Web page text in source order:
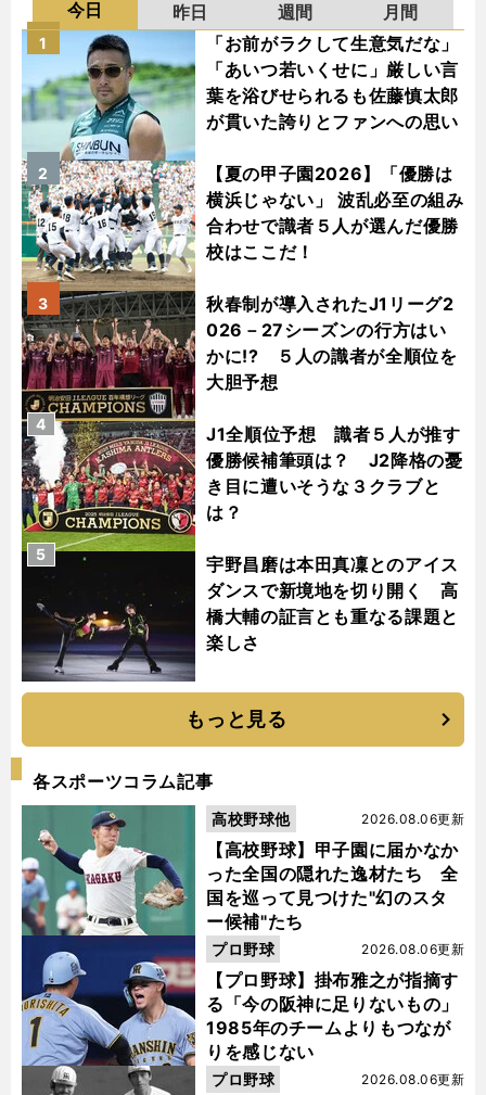
今日 昨日 週間
月間
「お前がラクして生意気だな」
「あいつ若いくせに」厳しい言
葉を浴びせられるも佐藤慎太郎
が貫いた誇りとファンへの思い
1
【夏の甲子園2026】「優勝は
横浜じゃない」 波乱必至の組み
合わせで識者５人が選んだ優勝
校はここだ！
2
秋春制が導入されたJ1リーグ2
026－27シーズンの行方はい
かに!? ５人の識者が全順位を
大胆予想
3
J1全順位予想 識者５人が推す
優勝候補筆頭は？ J2降格の憂
き目に遭いそうな３クラブと
は？
4
宇野昌磨は本田真凜とのアイス
ダンスで新境地を切り開く 高
橋大輔の証言とも重なる課題と
楽しさ
5
もっと見る
各スポーツコラム記事
【高校野球】甲子園に届かなか
った全国の隠れた逸材たち 全
国を巡って見つけた"幻のスタ
ー候補"たち
2026.08.06更新
高校野球他
【プロ野球】掛布雅之が指摘す
る「今の阪神に足りないもの」
1985年のチームよりもつなが
りを感じない
2026.08.06更新
プロ野球
2026.08.06更新
プロ野球